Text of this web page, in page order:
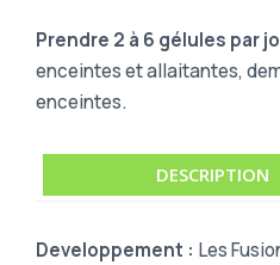
Prendre 2 à 6 gélules par
enceintes et allaitantes,
enceintes.
DESCRIPTION
Developpement : Les